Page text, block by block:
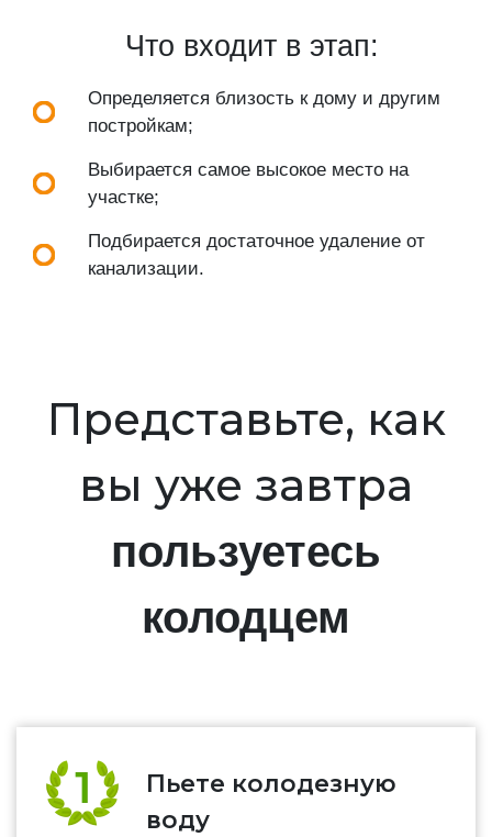
Что входит в этап:
Определяется близость к дому и другим
постройкам;
Выбирается самое высокое место на
участке;
Подбирается достаточное удаление от
канализации.
Представьте, как
вы уже завтра
пользуетесь
колодцем
Пьете колодезную
воду